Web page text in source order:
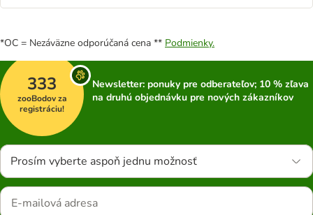
*OC = Nezáväzne odporúčaná cena ** Podmienky.
333
zooBodov za
registráciu!
Newsletter: ponuky pre odberateľov; 10 % zľava
na druhú objednávku pre nových zákazníkov
Prosím vyberte aspoň jednu možnosť